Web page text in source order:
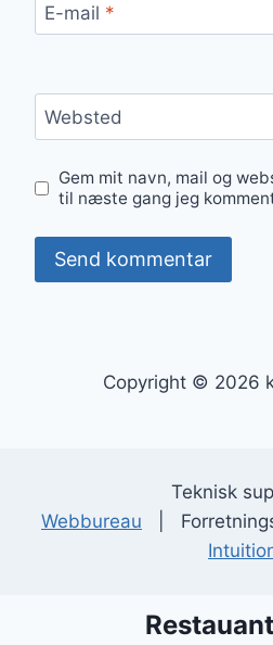
E-mail *
Websted
Gem mit navn, mail og
til næste gang jeg
Copyright © 2026
Teknisk
Webbureau |